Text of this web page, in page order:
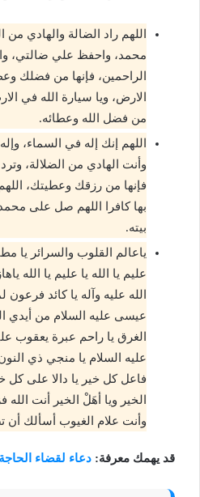
اللهم راد الضالة والهادي
محمد، واحفظ علي ضالتي،
الراحمين، فإنها من فضلك
الارض، ويا سيارة الله في
من فضل الله وعطائه.
اللهم إنك إله في السماء،
وأنت الهادي من الضلالة،
فإنها من رزقك وعطيتك، اللهم
بها كافرا اللهم صل على
بيته.
ياعالم القلوب والسرائر يا
عليم يا الله يا عليم يا الله
الله عليه وآله يا كائد
عيسى عليه السلام من أيدي
الغرق يا راحم عبرة يعقوب
عليه السلام يا منجي ذي
فاعل كل خير يا دالا على كل
الخير ويا أهَلْ الخير أنت
وأنت علام الغيوب أسألك
قد يهمك معرفة: دعاء لقضاء